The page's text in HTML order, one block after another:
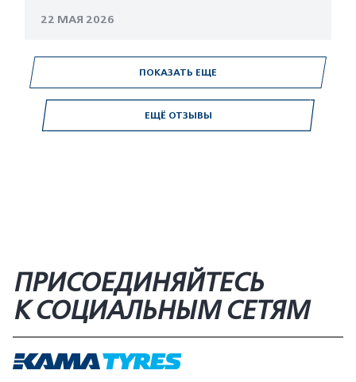
ЕЩЁ ОТЗЫВЫ
22 МАЯ 2026
ПОКАЗАТЬ ЕЩЕ
ПРИСОЕДИНЯЙТЕСЬ
К СОЦИАЛЬНЫМ СЕТЯМ